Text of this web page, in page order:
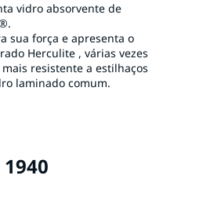
vidro absorvente de
sua força e apresenta o
Herculite , várias vezes
resistente a estilhaços
laminado comum.